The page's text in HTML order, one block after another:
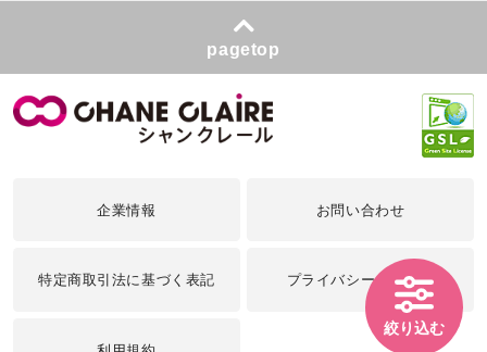
絞り込む
pagetop
企業情報 お問い合わせ
特定商取引法に基づく表記 プライバシーポリシー